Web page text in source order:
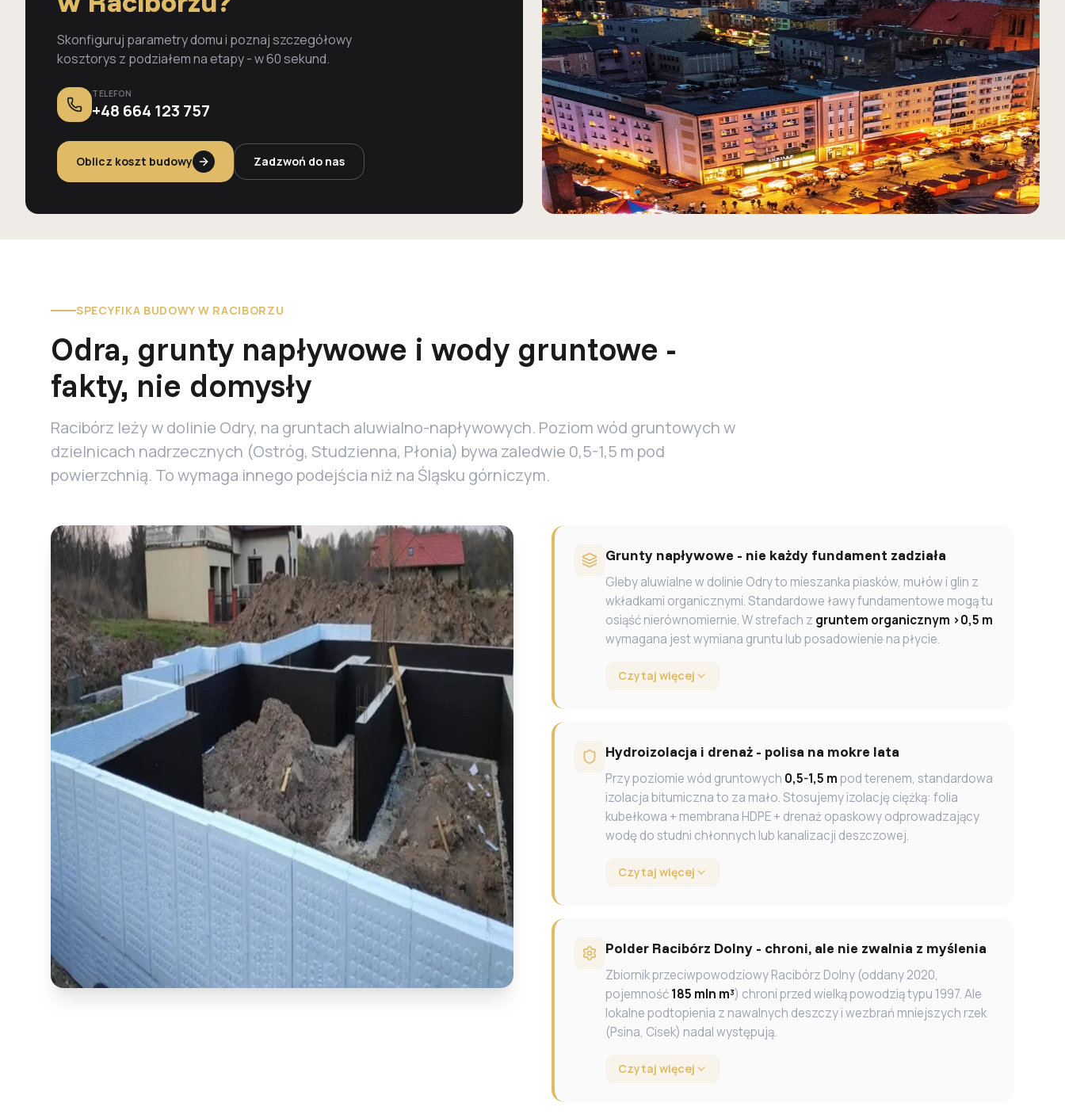
Skonfiguruj parametry domu i poznaj szczegółowy
kosztorys z podziałem na etapy - w 60 sekund.
TELEFON
+48 664 123 757
Oblicz koszt budowy Zadzwoń do nas
SPECYFIKA BUDOWY W RACIBORZU
Odra, grunty napływowe i wody gruntowe -
fakty, nie domysły
Racibórz leży w dolinie Odry, na gruntach aluwialno-napływowych. Poziom wód gruntowych w
dzielnicach nadrzecznych (Ostróg, Studzienna, Płonia) bywa zaledwie 0,5-1,5 m pod
powierzchnią. To wymaga innego podejścia niż na Śląsku górniczym.
Grunty napływowe - nie każdy fundament zadziała
Gleby aluwialne w dolinie Odry to mieszanka piasków, mułów i glin z
wkładkami organicznymi. Standardowe ławy fundamentowe mogą tu
osiąść nierównomiernie. W strefach z gruntem organicznym >0,5 m
wymagana jest wymiana gruntu lub posadowienie na płycie.
Czytaj więcej
Hydroizolacja i drenaż - polisa na mokre lata
Przy poziomie wód gruntowych 0,5-1,5 mpod terenem, standardowa
izolacja bitumiczna to za mało. Stosujemy izolację ciężką: folia
kubełkowa + membrana HDPE + drenaż opaskowy odprowadzający
wodę do studni chłonnych lub kanalizacji deszczowej.
Czytaj więcej
Polder Racibórz Dolny - chroni, ale nie zwalnia z myślenia
Zbiornik przeciwpowodziowy Racibórz Dolny (oddany 2020,
pojemność185 mln m³) chroni przed wielką powodzią typu 1997. Ale
lokalne podtopienia z nawalnych deszczy i wezbrań mniejszych rzek
(Psina, Cisek) nadal występują.
Czytaj więcej